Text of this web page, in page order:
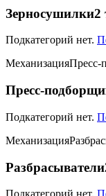
Зерносушилки2
Подкатегорий нет.
МеханизацияПресс-
Пресс-
Подкатегорий нет.
Механизация
Разбрасыватели